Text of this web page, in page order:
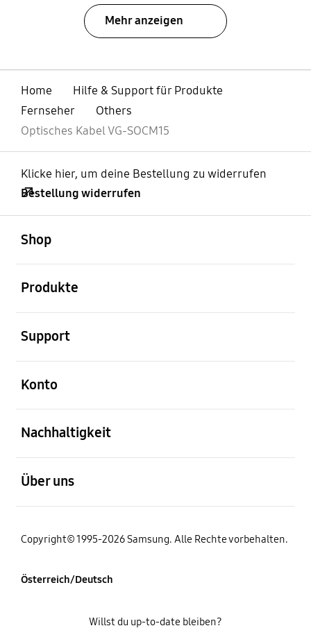
Mehr anzeigen
Home
Hilfe & Support für Produkte
Fernseher
Others
Optisches Kabel VG-SOCM15
Klicke hier, um deine Bestellung zu widerrufen
Bestellung widerrufen
Shop
Produkte
Support
Konto
Nachhaltigkeit
Über uns
Copyright© 1995-2026 Samsung. Alle Rechte vorbehalten.
Österreich/Deutsch
Willst du up-to-date bleiben?